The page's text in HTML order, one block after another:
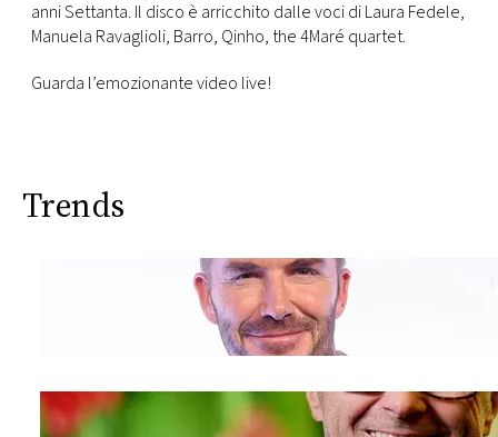
anni Settanta. Il disco è arricchito dalle voci di Laura Fedele,
Manuela Ravaglioli, Barro, Qinho, the 4Maré quartet.
Guarda l’emozionante video live!
Trends